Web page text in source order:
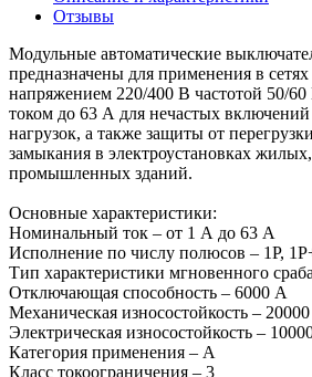
Отзывы
Модульные автоматические
предназначены для применения в
напряжением 220/400 В частотой 50/
током до 63 А для нечастых
нагрузок, а также защиты от
замыкания в электроустановках
промышленных зданий.
Основные характеристики:
Номинальный ток – от 1 А до 63 А
Исполнение по числу полюсов – 1P,
Тип характеристики мгновенного
Отключающая способность – 6000 A
Механическая износостойкость –
Электрическая износостойкость –
Категория применения – A
Класс токоограничения – 3